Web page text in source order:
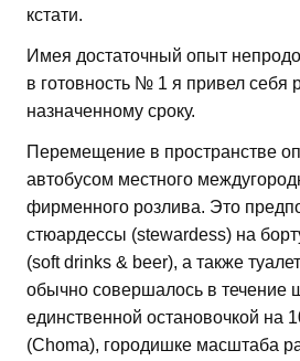
кстати.
Имея достаточный опыт
в готовность № 1 я привел себя
назначенному сроку.
Перемещение в пространстве
автобусом местного
фирменного розлива. Это
стюардессы (stewardess) на
(soft drinks & beer), а также
обычно совершалось в течение
единственной остановочкой на
(Choma), городишке масштаба